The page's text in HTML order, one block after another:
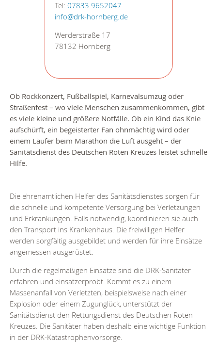
Tel: 07833 9652047
info@drk-hornberg.de
Werderstraße 17
78132 Hornberg
Ob Rockkonzert, Fußballspiel, Karnevalsumzug oder
Straßenfest – wo viele Menschen zusammenkommen, gibt
es viele kleine und größere Notfälle. Ob ein Kind das Knie
aufschürft, ein begeisterter Fan ohnmächtig wird oder
einem Läufer beim Marathon die Luft ausgeht – der
Sanitätsdienst des Deutschen Roten Kreuzes leistet schnelle
Hilfe.
Die ehrenamtlichen Helfer des Sanitätsdienstes sorgen für
die schnelle und kompetente Versorgung bei Verletzungen
und Erkrankungen. Falls notwendig, koordinieren sie auch
den Transport ins Krankenhaus. Die freiwilligen Helfer
werden sorgfältig ausgebildet und werden für ihre Einsätze
angemessen ausgerüstet.
Durch die regelmäßigen Einsätze sind die DRK-Sanitäter
erfahren und einsatzerprobt. Kommt es zu einem
Massenanfall von Verletzten, beispielsweise nach einer
Explosion oder einem Zugunglück, unterstützt der
Sanitätsdienst den Rettungsdienst des Deutschen Roten
Kreuzes. Die Sanitäter haben deshalb eine wichtige Funktion
in der DRK-Katastrophenvorsorge.